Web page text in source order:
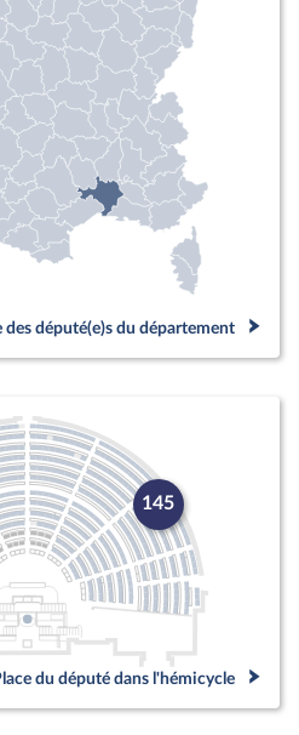
des député(e)s du département
145
du député dans l'hémicycle